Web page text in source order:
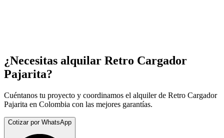
¿Necesitas alquilar Retro Cargador
Pajarita?
Cuéntanos tu proyecto y coordinamos el alquiler de Retro Cargador
Pajarita en Colombia con las mejores garantías.
Cotizar por WhatsApp